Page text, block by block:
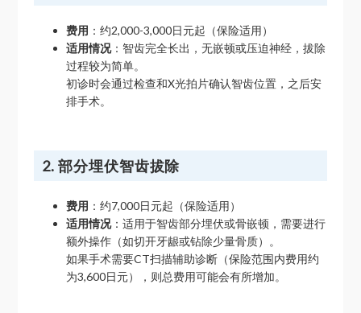
费用 ：约2,000-3,000日元起（保险适用）
适用情况：智齿完全长出，无嵌顿或压迫神经，拔除
过程较为简单。
初诊时会通过检查和X光拍片确认智齿位置，之后安
排手术。
2. 部分埋伏智齿拔除
费用 ：约7,000日元起（保险适用）
适用情况：适用于智齿部分埋伏或骨嵌顿，需要进行
额外操作（如切开牙龈或钻除少量骨质）。
如果手术需要CT扫描辅助诊断（保险范围内费用约
为3,600日元），则总费用可能会有所增加。